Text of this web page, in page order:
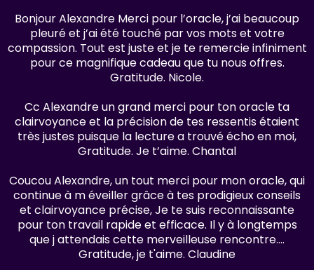
Bonjour Alexandre Merci pour l’oracle, j’ai beaucoup
pleuré et j’ai été touché par vos mots et votre
compassion. Tout est juste et je te remercie infiniment
pour ce magnifique cadeau que tu nous offres.
Gratitude. Nicole.
Cc Alexandre un grand merci pour ton oracle ta
clairvoyance et la précision de tes ressentis étaient
très justes puisque la lecture a trouvé écho en moi,
Gratitude. Je t’aime. Chantal
Coucou Alexandre, un tout merci pour mon oracle, qui
continue à m éveiller grâce à tes prodigieux conseils
et clairvoyance précise, Je te suis reconnaissante
pour ton travail rapide et efficace. Il y à longtemps
que j attendais cette merveilleuse rencontre….
Gratitude, je t'aime. Claudine